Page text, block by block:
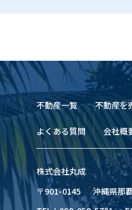
不動産一覧 不動産を
よくある質問 会社概
株式会社丸成
〒901-0145
沖縄県那